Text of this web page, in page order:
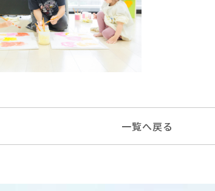
一覧へ戻る